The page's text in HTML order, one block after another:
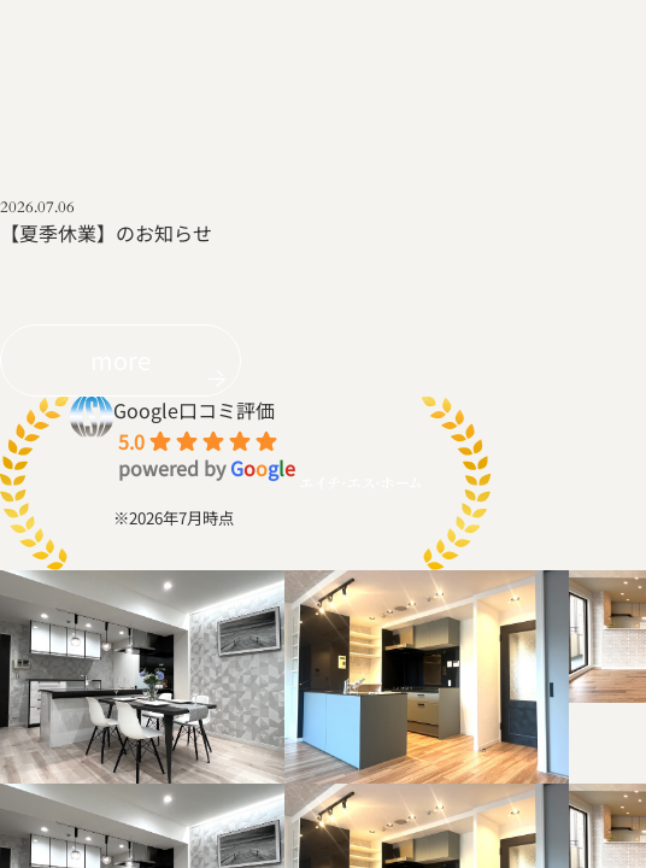
2026.07.06
【夏季休業】のお知らせ
Google口コミ評価
5.0
powered byGoogle
※2026年7月時点